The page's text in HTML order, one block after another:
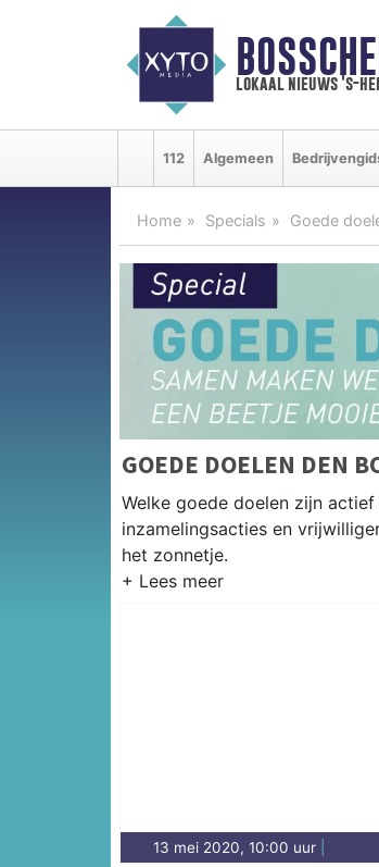
lokaal nieuws 's-
112 Algemeen
Home Specials Goede
GOEDE DOELEN DEN
Welke goede doelen zijn
inzamelingsacties en
het zonnetje.
13 mei 2020, 10:00 uur